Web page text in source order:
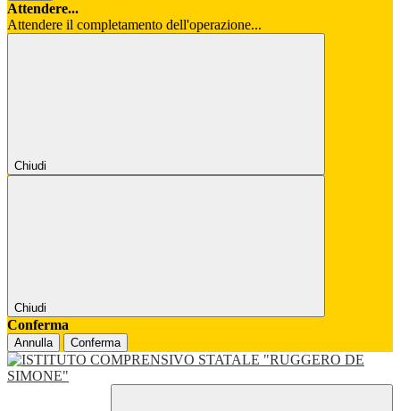
Attendere...
Attendere il completamento dell'operazione...
Chiudi
Chiudi
Conferma
Annulla Conferma